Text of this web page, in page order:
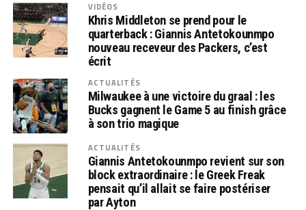
VIDÉOS
Khris Middleton se prend pour le
quarterback : Giannis Antetokounmpo
nouveau receveur des Packers, c’est
écrit
ACTUALITÉS
Milwaukee à une victoire du graal : les
Bucks gagnent le Game 5 au finish grâce
à son trio magique
ACTUALITÉS
Giannis Antetokounmpo revient sur son
block extraordinaire : le Greek Freak
pensait qu’il allait se faire postériser
par Ayton